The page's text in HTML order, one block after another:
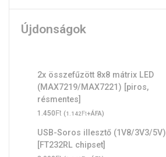
Újdonságok
2x összefűzött 8x8 mátrix LED
(MAX7219/MAX7221) [piros,
résmentes]
1.450Ft (1.142Ft+ÁFA)
USB-Soros illesztő (1V8/3V3/5V)
[FT232RL chipset]